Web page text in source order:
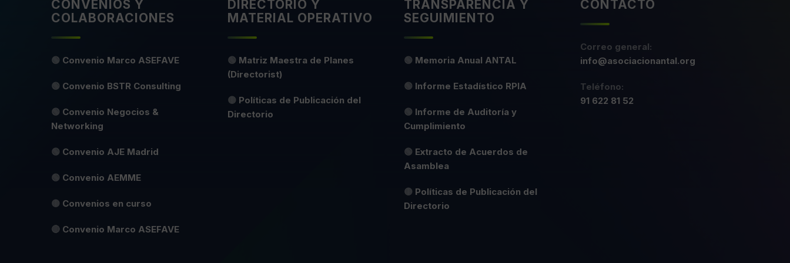
CONVENIOS Y
COLABORACIONES
🟢 Convenio Marco ASEFAVE
🟢 Convenio BSTR Consulting
🟢 Convenio Negocios &
Networking
🟢 Convenio AJE Madrid
🟢 Convenio AEMME
🟡 Convenios en curso
🔴 Convenio Marco ASEFAVE
DIRECTORIO Y
MATERIAL OPERATIVO
🟢 Matriz Maestra de Planes
(Directorist)
🟡 Políticas de Publicación del
Directorio
TRANSPARENCIA Y
SEGUIMIENTO
🟢 Memoria Anual ANTAL
🟢 Informe Estadístico RPIA
🟢 Informe de Auditoría y
Cumplimiento
🟢 Extracto de Acuerdos de
Asamblea
🟡 Políticas de Publicación del
Directorio
CONTACTO
Correo general:
info@asociacionantal.org
Teléfono:
91 622 81 52